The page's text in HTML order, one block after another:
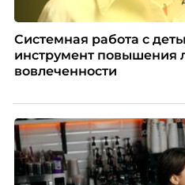
Системная работа с
инструмент повышения
вовлеченности